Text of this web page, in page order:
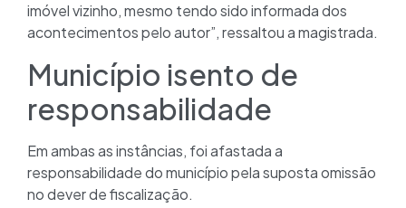
imóvel vizinho, mesmo tendo sido informada dos
acontecimentos pelo autor”, ressaltou a magistrada.
Município isento de
responsabilidade
Em ambas as instâncias, foi afastada a
responsabilidade do município pela suposta omissão
no dever de fiscalização.